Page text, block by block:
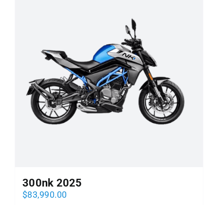
300nk 2025
$83,990.00